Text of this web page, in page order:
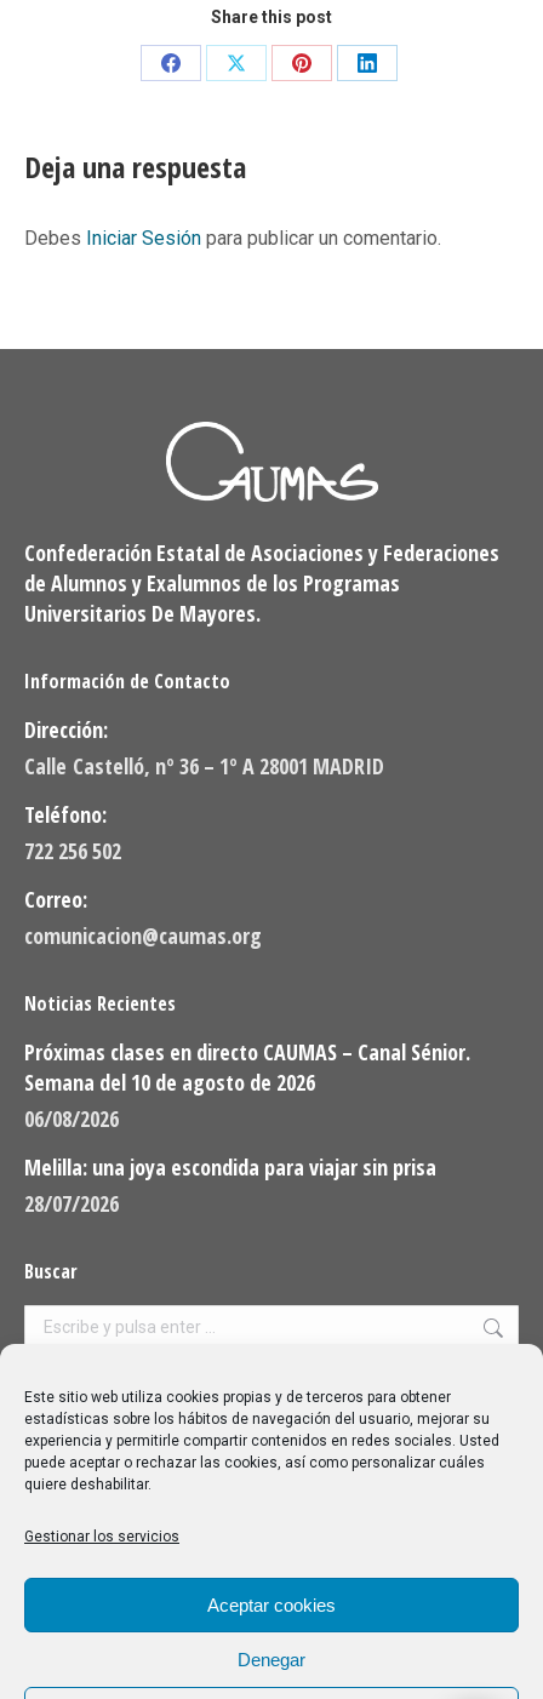
Este sitio web utiliza cookies propias y de terceros para obtener
estadísticas sobre los hábitos de navegación del usuario, mejorar su
experiencia y permitirle compartir contenidos en redes sociales. Usted
puede aceptar o rechazar las cookies, así como personalizar cuáles
quiere deshabilitar.
Gestionar los servicios
Aceptar cookies
Denegar
Share this post
Share
Share
Share
Share
Deja una respuesta
Debes Iniciar Sesión para publicar un comentario.
Confederación Estatal de Asociaciones y Federaciones
de Alumnos y Exalumnos de los Programas
Universitarios De Mayores.
Información de Contacto
Dirección:
Calle Castelló, nº 36 – 1º A 28001 MADRID
Teléfono:
722 256 502
Correo:
comunicacion@caumas.org
Noticias Recientes
Próximas clases en directo CAUMAS – Canal Sénior.
Semana del 10 de agosto de 2026
06/08/2026
Melilla: una joya escondida para viajar sin prisa
28/07/2026
Buscar
Buscar:
Aviso Legal|Política de privacidad|Política de cookies